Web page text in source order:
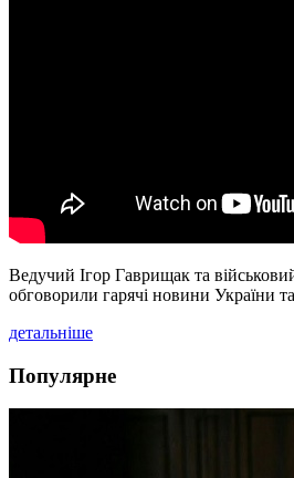
Ведучий Ігор Гаврищак та
обговорили гарячі новини України
детальніше
Популярне